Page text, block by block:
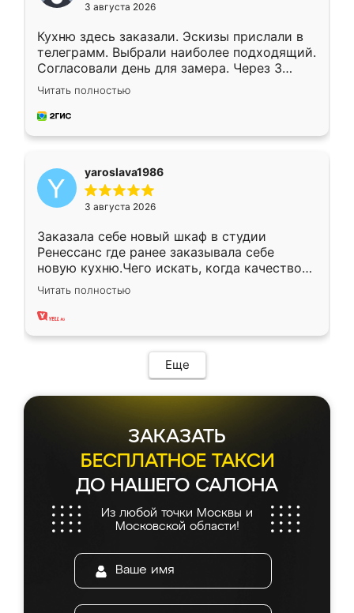
3 августа 2026
Кухню здесь заказали. Эскизы прислали в
телеграмм. Выбрали наиболее подходящий.
Согласовали день для замера. Через 3
недели кухня была уже готова. Остались
довольны работой. Спасибо Ренессанс
мебель за качественную работу!
Читать полностью
yaroslava1986
3 августа 2026
Заказала себе новый шкаф в студии
Ренессанс где ранее заказывала себе
новую кухню.Чего искать, когда качеством
вполне довольна. Служит кухня уже почти
два года, нареканий нет.
Читать полностью
Еще
ЗАКАЗАТЬ
БЕСПЛАТНОЕ ТАКСИ
ДО НАШЕГО САЛОНА
Из любой точки Москвы и
Московской области!